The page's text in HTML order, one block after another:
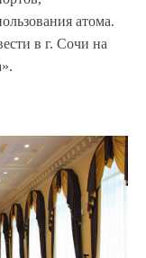
атома.
в г. Сочи на